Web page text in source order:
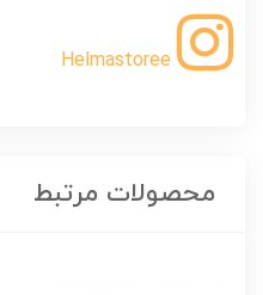
Helmastoree
محصولات مرتبط